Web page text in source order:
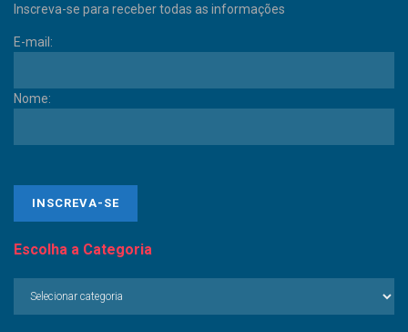
Inscreva-se para receber todas as informações
E-mail:
Nome:
Escolha a Categoria